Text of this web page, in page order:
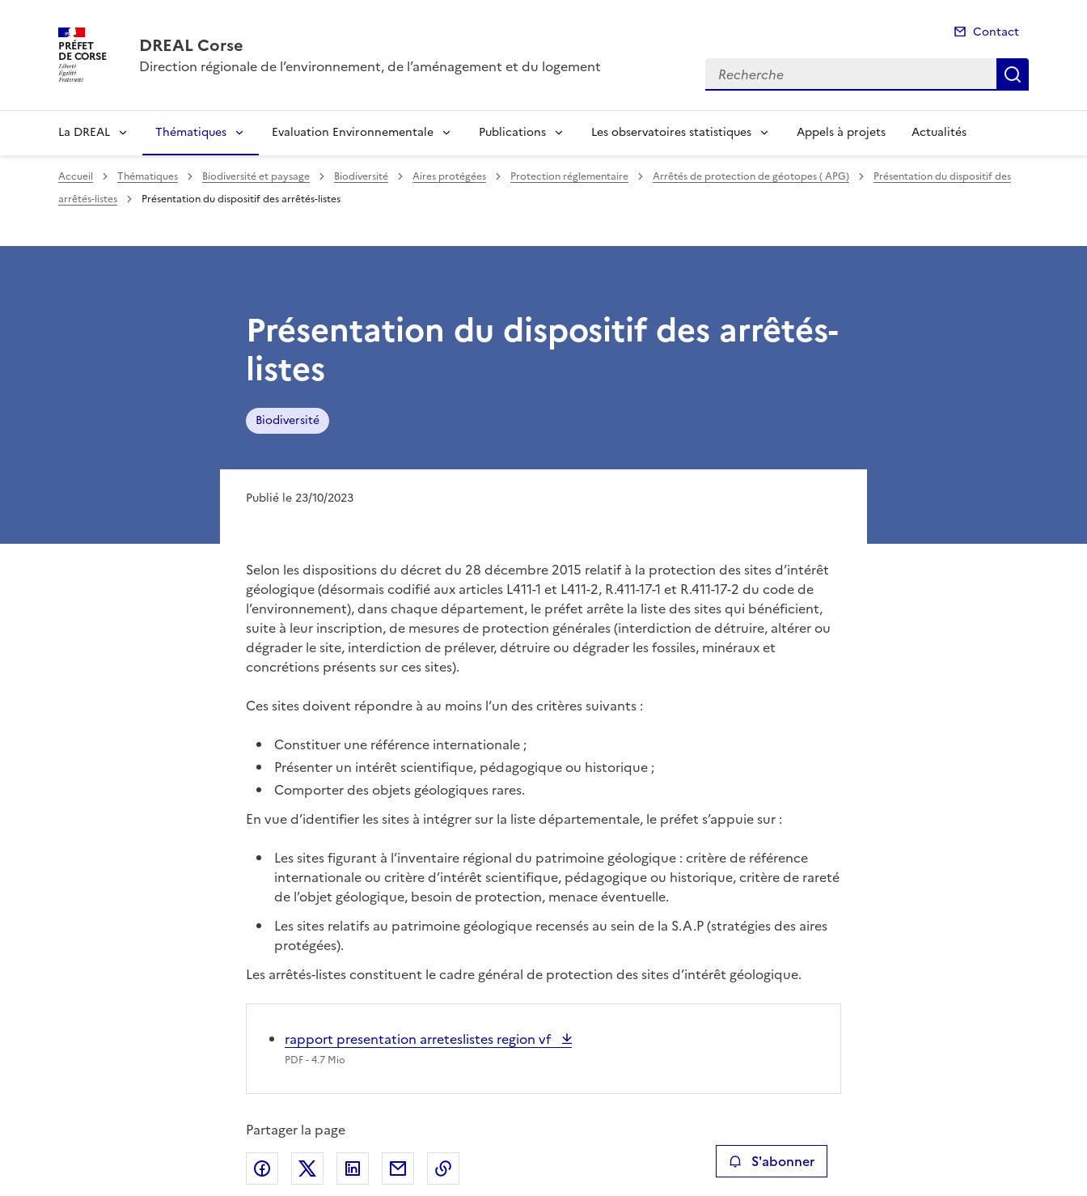
PRÉFET
DE CORSE DREAL Corse
Direction régionale de l’environnement, de l’aménagement et du logement
Contact
Recherche
La DREAL Thématiques Evaluation Environnementale Publications Les observatoires statistiques Appels à projets Actualités
Accueil Thématiques Biodiversité et paysage Biodiversité Aires protégées Protection réglementaire Arrêtés de protection de géotopes ( APG)
Présentation du dispositif des
arrêtés-listes
Présentation du dispositif des arrêtés-listes
Présentation du dispositif des arrêtés-
listes
Biodiversité
Publié le 23/10/2023
Selon les dispositions du décret du 28 décembre 2015 relatif à la protection des sites d’intérêt
géologique (désormais codifié aux articles L411-1 et L411-2, R.411-17-1 et R.411-17-2 du code de
l’environnement), dans chaque département, le préfet arrête la liste des sites qui bénéficient,
suite à leur inscription, de mesures de protection générales (interdiction de détruire, altérer ou
dégrader le site, interdiction de prélever, détruire ou dégrader les fossiles, minéraux et
concrétions présents sur ces sites).
Ces sites doivent répondre à au moins l’un des critères suivants :
Constituer une référence internationale ;
Présenter un intérêt scientifique, pédagogique ou historique ;
Comporter des objets géologiques rares.
En vue d’identifier les sites à intégrer sur la liste départementale, le préfet s’appuie sur :
Les sites figurant à l’inventaire régional du patrimoine géologique : critère de référence
internationale ou critère d’intérêt scientifique, pédagogique ou historique, critère de rareté
de l’objet géologique, besoin de protection, menace éventuelle.
Les sites relatifs au patrimoine géologique recensés au sein de la S.A.P (stratégies des aires
protégées).
Les arrêtés-listes constituent le cadre général de protection des sites d’intérêt géologique.
rapport presentation arreteslistes region vf
PDF- 4.7 Mio
Partager la page
Partager sur Facebook
Partager sur XPartager sur LinkedIn
Partager par emailCopier le lien de la page dans le presse-papier S'abonner